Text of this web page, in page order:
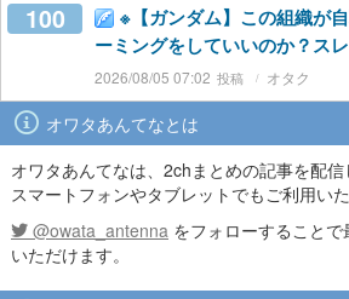
100
※【ガンダム】この組織が
ーミングをしていいのか？スレ
2026/08/05 07:02 オタク
オワタあんてなとは
オワタあんてなは、2chまとめの記事を配信
スマートフォンやタブレットでもご利用いた
@owata_antenna をフォローすること
いただけます。